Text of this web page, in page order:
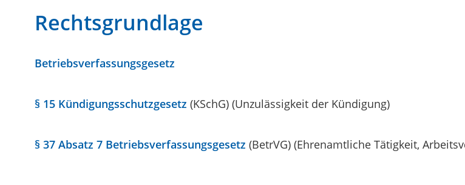
Rechtsgrundlage
Betriebsverfassungsgesetz
§ 15 Kündigungsschutzgesetz (KSchG) (Unzulässigkeit der Kündigung)
§ 37 Absatz 7 Betriebsverfassungsgesetz (BetrVG) (Ehrenamtliche Tätigkeit,